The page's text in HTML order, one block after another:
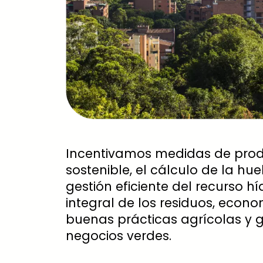
Incentivamos medidas de
sostenible, el cálculo de la
gestión eficiente del recurso
integral de los residuos,
buenas prácticas agrícolas y
negocios verdes.